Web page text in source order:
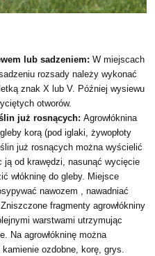
lub sadzeniem: W miejscach
rozsady należy wykonać
znak X lub V. Później wysiewu
otworów.
już rosnących: Agrowłóknina
korą (pod iglaki, żywopłoty
już rosnących można wyścielić
ją od krawędzi, nasunąć wycięcie
włókninę do gleby. Miejsce
nawozem , nawadniać
fragmenty agrowłókniny
warstwami utrzymując
Na agrowłókninę można
ozdobne, korę, grys.